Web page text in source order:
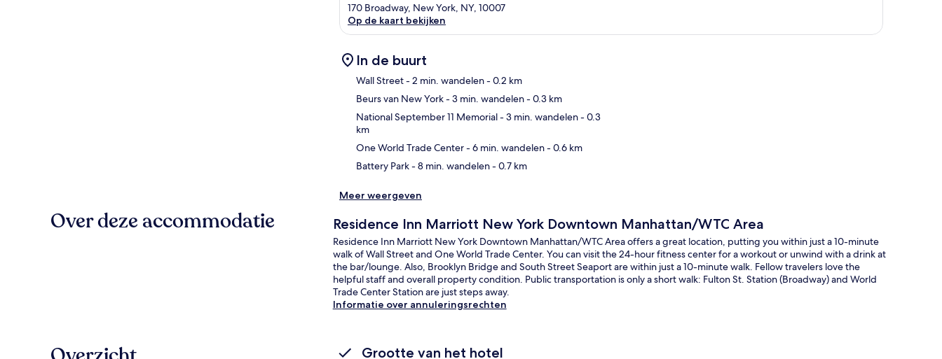
170 Broadway, New York, NY, 10007
Op de kaart bekijken
In de buurt
Wall Street- 2 min. wandelen- 0.2 km
Beurs van New York- 3 min. wandelen- 0.3 km
National September 11 Memorial- 3 min. wandelen- 0.3
km
One World Trade Center- 6 min. wandelen- 0.6 km
Battery Park- 8 min. wandelen- 0.7 km
Meer weergeven
Over deze accommodatie Residence Inn Marriott New York Downtown Manhattan/WTC Area
Residence Inn Marriott New York Downtown Manhattan/WTC Area offers a great location, putting you within just a 10-minute
walk of Wall Street and One World Trade Center. You can visit the 24-hour fitness center for a workout or unwind with a drink at
the bar/lounge. Also, Brooklyn Bridge and South Street Seaport are within just a 10-minute walk. Fellow travelers love the
helpful staff and overall property condition. Public transportation is only a short walk: Fulton St. Station (Broadway) and World
Trade Center Station are just steps away.
Informatie over annuleringsrechten
Grootte van het hotel